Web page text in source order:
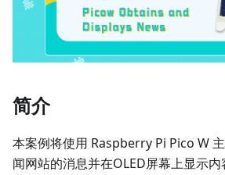
简介
本案例将使用 Raspberry Pi Pico W
闻网站的消息并在OLED屏幕上显示内